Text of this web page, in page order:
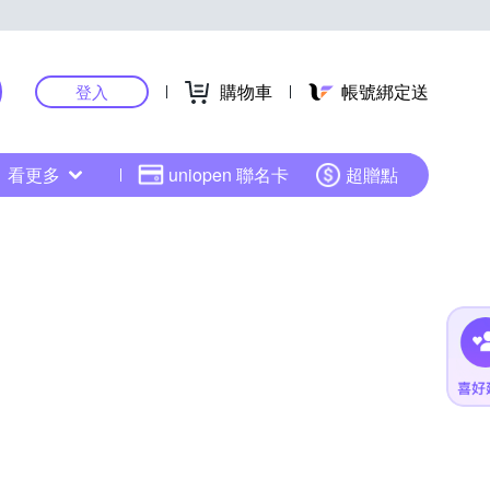
登入 購物車 帳號綁定送
看更多 uniopen 聯名卡 超贈點